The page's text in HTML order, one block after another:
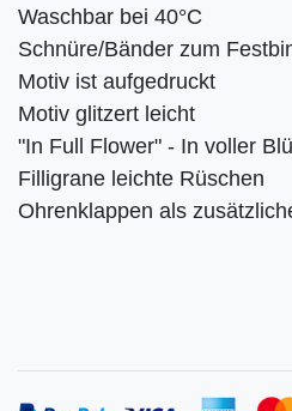
Waschbar bei 40°C
Schnüre/Bänder zum
Motiv ist aufgedruckt
Motiv glitzert leicht
"In Full Flower" - In voller
Filligrane leichte Rüschen
Ohrenklappen als